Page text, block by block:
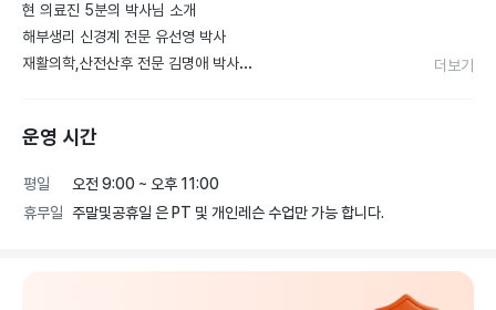
현 의료진 5분의 박사님 소개
해부생리 신경계 전문 유선영 박사
재활의학,산전산후 전문 김명애 박사
한양대학교 정형외과 부장교수 이봉근 박사
클리어 브랜드의 첫번째프로젝트로
고객의 몸상태에 최적의 운동과 움직임을 제공하여 건강한 몸의
중요성을 인식시켜주고 나아가 고객의 삶의 가치를 한단계 끌어
더보기
운영 시간
평일
오전 9:00 ~ 오후 11:00
휴무일 주말및공휴일 은 PT 및 개인레슨 수업만 가능 합니다.